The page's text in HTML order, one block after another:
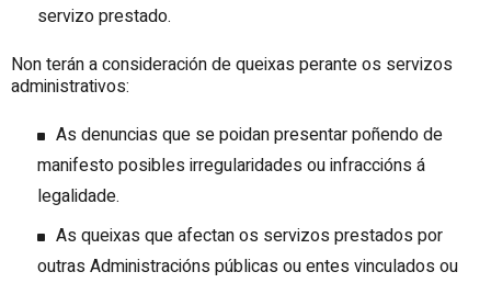
servizo prestado.
Non terán a consideración de queixas perante os servizos
administrativos:
As denuncias que se poidan presentar poñendo de
manifesto posibles irregularidades ou infraccións á
legalidade.
As queixas que afectan os servizos prestados por
outras Administracións públicas ou entes vinculados ou